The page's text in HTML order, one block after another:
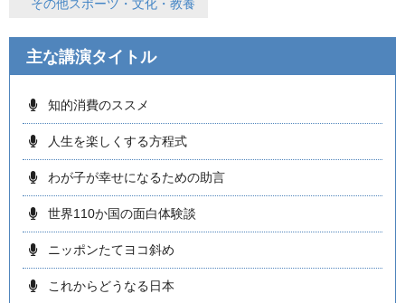
その他スポーツ・文化・教養
主な講演タイトル
知的消費のススメ
人生を楽しくする方程式
わが子が幸せになるための助言
世界110か国の面白体験談
ニッポンたてヨコ斜め
これからどうなる日本